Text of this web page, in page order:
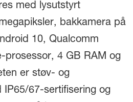
med lysutstyrt
bakkamera på
10, Qualcomm
prosessor, 4 GB RAM og
er støv- og
IP65/67-sertifisering og